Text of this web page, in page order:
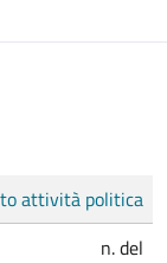
attività politica
n. del